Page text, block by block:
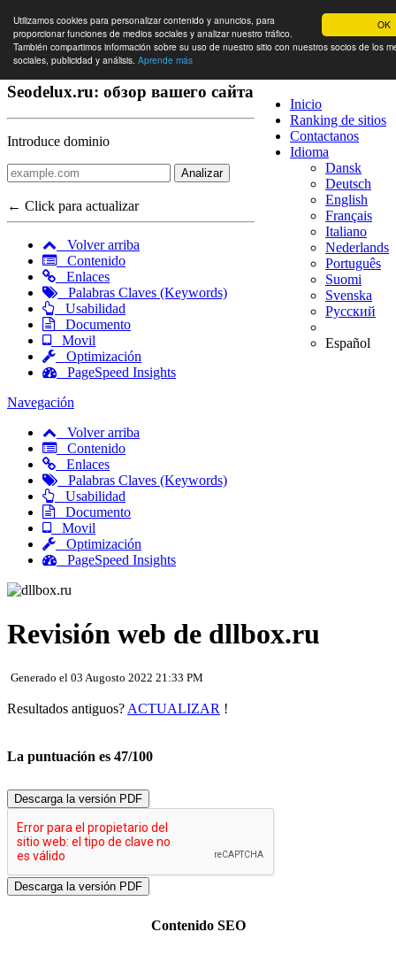
OK
Utilizamos cookies para personalizar contenido y anuncios, para
proporcionar funciones de medios sociales y analizar nuestro tráfico.
También compartimos información sobre su uso de nuestro sitio con nuestros socios de los
sociales, publicidad y análisis. Aprende más
Inicio
Ranking de sitios
Contactanos
Idioma
Dansk
Deutsch
English
Français
Italiano
Nederlands
Português
Suomi
Svenska
Русский
Español
Seodelux.ru: обзор вашего сайта
Introduce dominio
Analizar
← Click para actualizar
Volver arriba
Contenido
Enlaces
Palabras Claves (Keywords)
Usabilidad
Documento
Movil
Optimización
PageSpeed Insights
Navegación
Volver arriba
Contenido
Enlaces
Palabras Claves (Keywords)
Usabilidad
Documento
Movil
Optimización
PageSpeed Insights
Revisión web de dllbox.ru
Generado el 03 Augosto 2022 21:33 PM
Resultados antiguos? ACTUALIZAR !
La puntuación es 47/100
Descarga la versión PDF
Contenido SEO